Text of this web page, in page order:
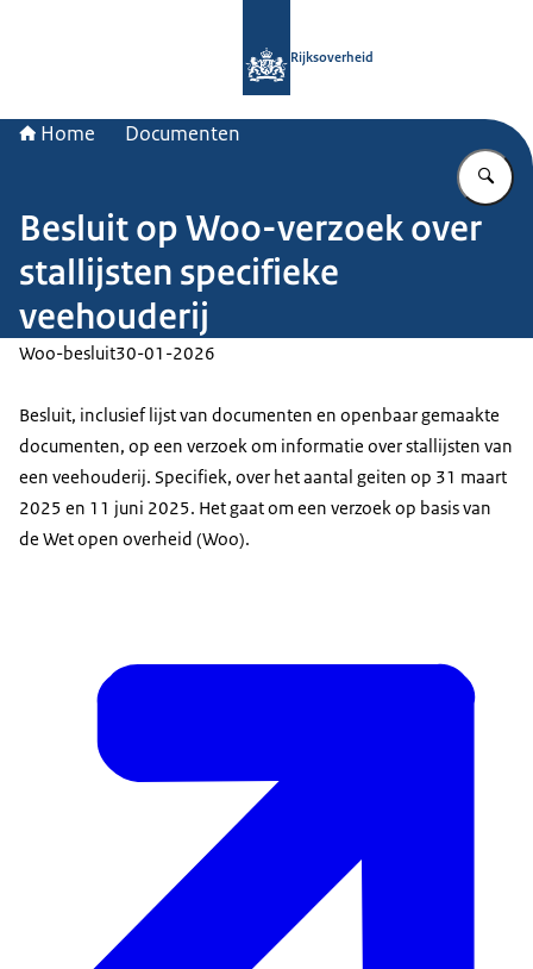
Rijksoverheid
Home Documenten
Besluit op Woo-verzoek over
stallijsten specifieke
veehouderij
Woo-besluit30-01-2026
Besluit, inclusief lijst van documenten en openbaar gemaakte
documenten, op een verzoek om informatie over stallijsten van
een veehouderij. Specifiek, over het aantal geiten op 31 maart
2025 en 11 juni 2025. Het gaat om een verzoek op basis van
de Wet open overheid (Woo).